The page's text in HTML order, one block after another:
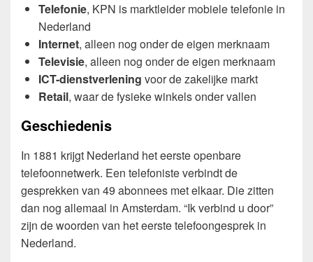
Telefonie, KPN is marktleider mobiele telefonie in
Nederland
Internet, alleen nog onder de eigen merknaam
Televisie, alleen nog onder de eigen merknaam
ICT-dienstverlening voor de zakelijke markt
Retail, waar de fysieke winkels onder vallen
Geschiedenis
In 1881 krijgt Nederland het eerste openbare
telefoonnetwerk. Een telefoniste verbindt de
gesprekken van 49 abonnees met elkaar. Die zitten
dan nog allemaal in Amsterdam. “Ik verbind u door”
zijn de woorden van het eerste telefoongesprek in
Nederland.